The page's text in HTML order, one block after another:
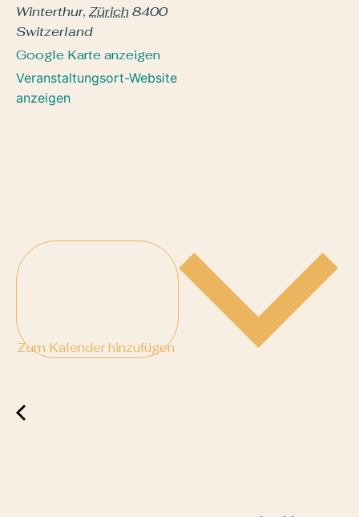
Winterthur, Zürich8400
Switzerland
Google Karte anzeigen
Veranstaltungsort-Website
anzeigen
Zum Kalender hinzufügen